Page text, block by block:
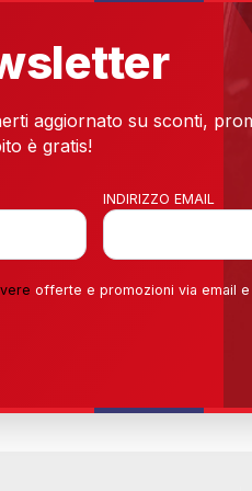
aggiornato su sconti,
è gratis!
INDIRIZZO EMAIL
offerte e promozioni via email